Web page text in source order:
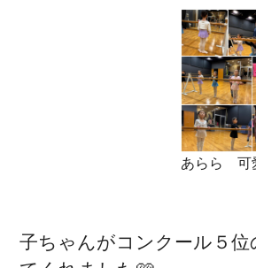
あらら 可
子ちゃんがコンクール５位